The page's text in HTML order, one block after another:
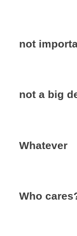
not
not a big
Whatever
Who